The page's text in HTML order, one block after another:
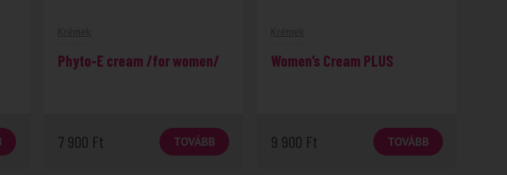
Phyto-E cream /for women/
7 900 Ft TOVÁBB
Women’s Cream PLUS
9 900 Ft TOVÁBB